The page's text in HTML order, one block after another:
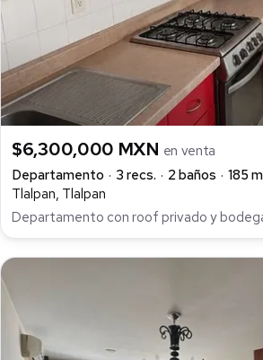
$6,300,000 MXN en venta
Departamento
3 recs. 2 baños
185
Tlalpan, Tlalpan
Departamento con roof privado y